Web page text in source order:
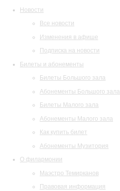
Новости
Все новости
Изменения в афише
Подписка на новости
Билеты и абонементы
Билеты Большого зала
Абонементы Большого зала
Билеты Малого зала
Абонементы Малого зала
Как купить билет
Абонементы Музитория
О филармонии
Маэстро Темирканов
Правовая информация